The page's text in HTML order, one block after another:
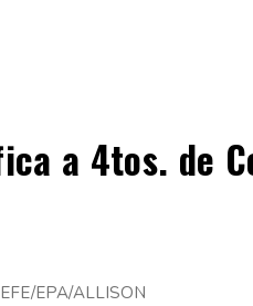
a 4tos. de
EPA/ALLISON